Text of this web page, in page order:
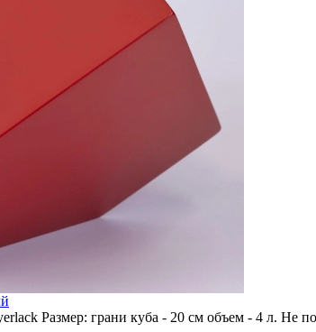
Размер: грани куба - 20 см объем - 4 л. Не